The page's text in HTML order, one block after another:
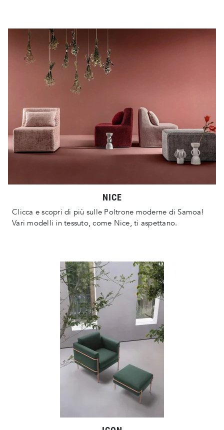
NICE
Clicca e scopri di più sulle Poltrone moderne di Samoa!
Vari modelli in tessuto, come Nice, ti aspettano.